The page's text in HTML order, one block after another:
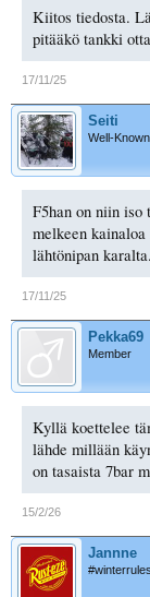
Kiitos tiedosta.
pitääkö tankki
17/11/25
Seiti
Well-
F5han on niin
melkeen
lähtönipan karalta.
17/11/25
Pekka69
Member
Kyllä koettelee
lähde millään
on tasaista 7bar
15/2/26
Jannne